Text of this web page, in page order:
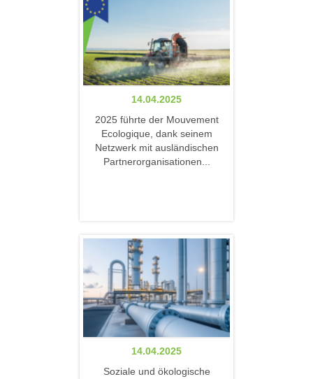
14.04.2025
2025 führte der Mouvement
Ecologique, dank seinem
Netzwerk mit ausländischen
Partnerorganisationen...
14.04.2025
Soziale und ökologische